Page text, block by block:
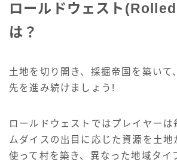
ロールドウェスト
は？
土地を切り開き、採掘帝国を築いて
先を進み続けましょう!
ロールドウェストではプレイヤーは
ムダイスの出目に応じた資源を土地
使って村を築き、異なった地域タイ